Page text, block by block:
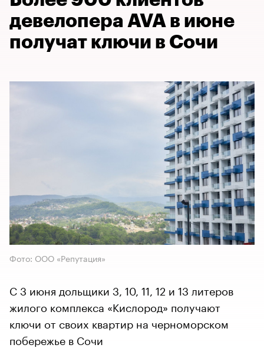
девелопера AVA в июне
получат ключи в Сочи
Фото: ООО «Репутация»
С 3 июня дольщики 3, 10, 11, 12 и 13 литеров
жилого комплекса «Кислород» получают
ключи от своих квартир на черноморском
побережье в Сочи